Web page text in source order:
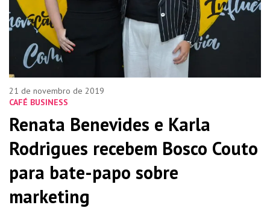
CAFÉ BUSINESS
21 de novembro de 2019
Renata Benevides e Karla
Rodrigues recebem Bosco Couto
para bate-papo sobre
marketing